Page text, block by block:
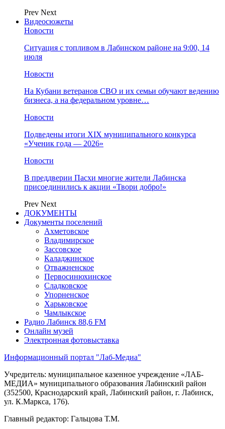
Prev Next
Видеосюжеты
Новости
Ситуация с топливом в Лабинском районе на 9:00, 14
июля
Новости
На Кубани ветеранов СВО и их семьи обучают ведению
бизнеса, а на федеральном уровне…
Новости
Подведены итоги XIX муниципального конкурса
«Ученик года — 2026»
Новости
В преддверии Пасхи многие жители Лабинска
присоединились к акции «Твори добро!»
Prev Next
ДОКУМЕНТЫ
Документы поселений
Ахметовское
Владимирское
Зассовское
Каладжинское
Отважненское
Первосинюхинское
Сладковское
Упорненское
Харьковское
Чамлыкское
Радио Лабинск 88,6 FM
Онлайн музей
Электронная фотовыставка
Информационный портал "Лаб-Медиа"
Учредитель: муниципальное казенное учреждение «ЛАБ-
МЕДИА» муниципального образования Лабинский район
(352500, Краснодарский край, Лабинский район, г. Лабинск,
ул. К.Маркса, 176).
Главный редактор: Гальцова Т.М.